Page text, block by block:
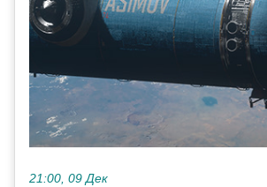
21:00, 09 Дек